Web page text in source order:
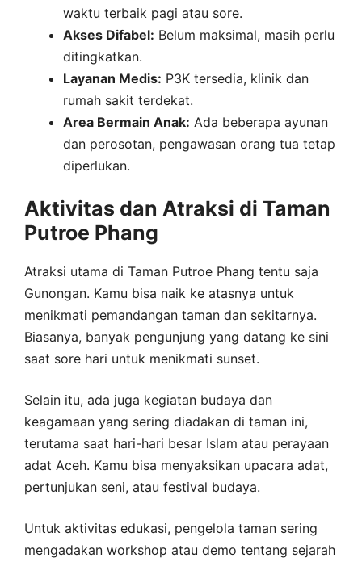
waktu terbaik pagi atau sore.
Akses Difabel: Belum maksimal, masih perlu
ditingkatkan.
Layanan Medis: P3K tersedia, klinik dan
rumah sakit terdekat.
Area Bermain Anak: Ada beberapa ayunan
dan perosotan, pengawasan orang tua tetap
diperlukan.
Aktivitas dan Atraksi di Taman
Putroe Phang
Atraksi utama di Taman Putroe Phang tentu saja
Gunongan. Kamu bisa naik ke atasnya untuk
menikmati pemandangan taman dan sekitarnya.
Biasanya, banyak pengunjung yang datang ke sini
saat sore hari untuk menikmati sunset.
Selain itu, ada juga kegiatan budaya dan
keagamaan yang sering diadakan di taman ini,
terutama saat hari-hari besar Islam atau perayaan
adat Aceh. Kamu bisa menyaksikan upacara adat,
pertunjukan seni, atau festival budaya.
Untuk aktivitas edukasi, pengelola taman sering
mengadakan workshop atau demo tentang sejarah